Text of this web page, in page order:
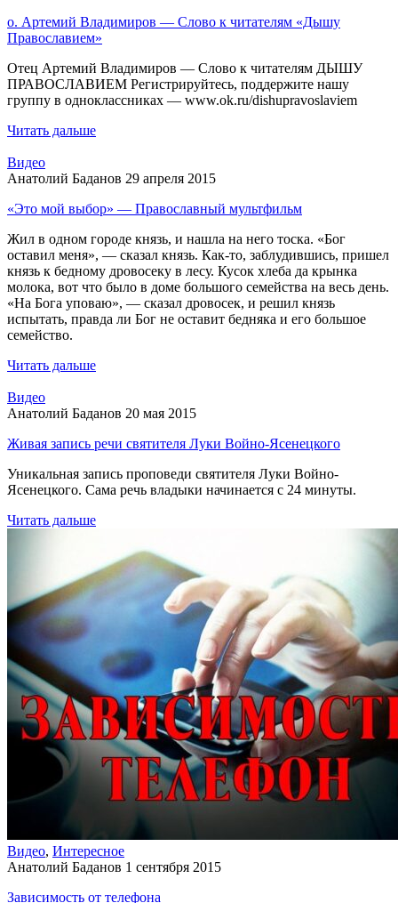
о. Артемий Владимиров — Слово к читателям «Дышу
Православием»
Отец Артемий Владимиров — Слово к читателям ДЫШУ
ПРАВОСЛАВИЕМ Регистрируйтесь, поддержите нашу
группу в одноклассниках — www.ok.ru/dishupravoslaviem
Читать дальше
Видео
Анатолий Баданов 29 апреля 2015
«Это мой выбор» — Православный мультфильм
Жил в одном городе князь, и нашла на него тоска. «Бог
оставил меня», — сказал князь. Как-то, заблудившись, пришел
князь к бедному дровосеку в лесу. Кусок хлеба да крынка
молока, вот что было в доме большого семейства на весь день.
«На Бога уповаю», — сказал дровосек, и решил князь
испытать, правда ли Бог не оставит бедняка и его большое
семейство.
Читать дальше
Видео
Анатолий Баданов 20 мая 2015
Живая запись речи святителя Луки Войно-Ясенецкого
Уникальная запись проповеди святителя Луки Войно-
Ясенецкого. Сама речь владыки начинается с 24 минуты.
Читать дальше
Видео, Интересное
Анатолий Баданов 1 сентября 2015
Зависимость от телефона